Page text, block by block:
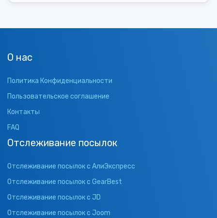
О нас
Политика Конфиденциальности
Пользовательское соглашение
Контакты
FAQ
Отслеживание посылок
Отслеживание посылок с АлиЭкспресс
Отслеживание посылок с GearBest
Отслеживание посылок с JD
Отслеживание посылок с Joom